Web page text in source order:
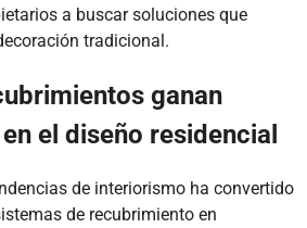
a buscar soluciones que
tradicional.
ganan
el diseño residencial
de interiorismo ha convertido
de recubrimiento en